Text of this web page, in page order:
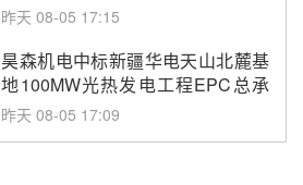
止阀、熔盐三偏心蝶阀采购
昨天 08-05 17:15
昊森机电中标新疆华电天山北麓基
地100MW光热发电工程EPC总承
包项目熔盐介质超声波流量计采购
昨天 08-05 17:09